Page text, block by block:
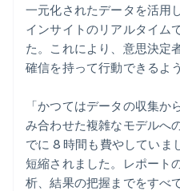
一元化されたデータを活用
インサイトのリアルタイム
た。これにより、意思決定
確信を持って行動できるよ
「かつてはデータの収集
み合わせた複雑なモデルへ
でに 8 時間も費やしていま
短縮されました。レポート
析、結果の把握までをすべ